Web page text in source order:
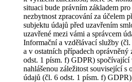
situaci bude právním základem
nezbytnost zpracování za účelem
subjektu údajů před uzavřením
uzavřené mezi vámi a správcem
Informační a vzdělávací služby
a v ostatních případech oprávněný
odst. 1 písm. f) GDPR) spočívající
nahlášenou záležitost související s
údajů (čl. 6 odst. 1 písm. f)